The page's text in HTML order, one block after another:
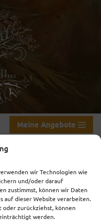
wir Technologien wie
und/oder darauf
zustimmst, können wir Daten
auf dieser Website verarbeiten.
zurückziehst, können
werden.
Meine Angebote